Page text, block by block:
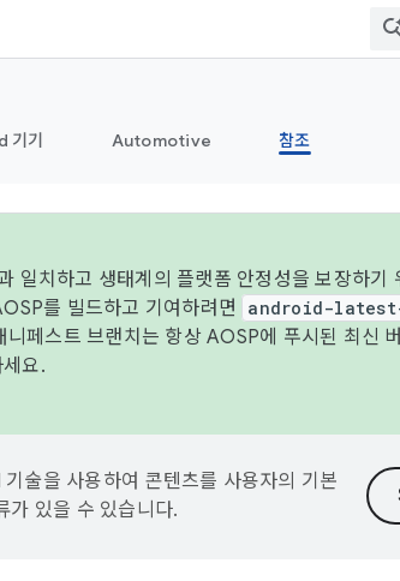
기기 Automotive 참조
일치하고 생태계의 플랫폼 안정성을 보장하기
를 빌드하고 기여하려면
android-
니페스트 브랜치는 항상 AOSP에 푸시된 최신
요.
술을 사용하여 콘텐츠를 사용자의 기본
가 있을 수 있습니다.